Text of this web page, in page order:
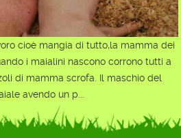
cioè mangia di tutto,la mamma dei
i maialini nascono corrono tutti a
di mamma scrofa. Il maschio del
avendo un p...